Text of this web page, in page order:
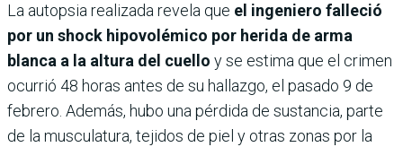
La autopsia realizada revela que el ingeniero falleció
por un shock hipovolémico por herida de arma
blanca a la altura del cuello y se estima que el crimen
ocurrió 48 horas antes de su hallazgo, el pasado 9 de
febrero. Además, hubo una pérdida de sustancia, parte
de la musculatura, tejidos de piel y otras zonas por la